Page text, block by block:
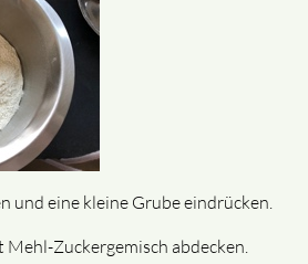
und eine kleine Grube eindrücken.
Zuckergemisch abdecken.